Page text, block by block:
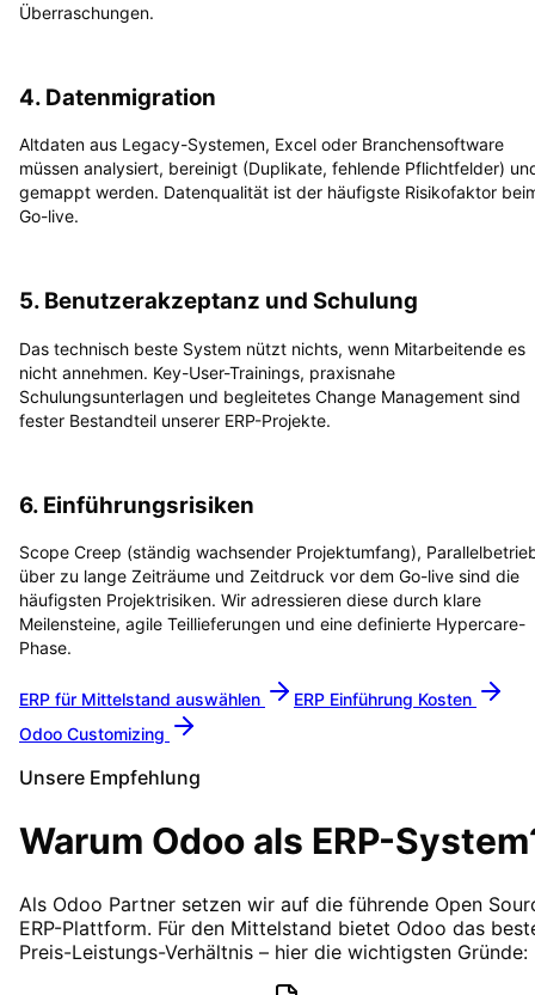
Überraschungen.
4. Datenmigration
Altdaten aus Legacy-Systemen, Excel oder Branchensoftware
müssen analysiert, bereinigt (Duplikate, fehlende Pflichtfelder)
gemappt werden. Datenqualität ist der häufigste Risikofaktor
Go-live.
5. Benutzerakzeptanz und Schulung
Das technisch beste System nützt nichts, wenn Mitarbeitende es
nicht annehmen. Key-User-Trainings, praxisnahe
Schulungsunterlagen und begleitetes Change Management sind
fester Bestandteil unserer ERP-Projekte.
6. Einführungsrisiken
Scope Creep (ständig wachsender Projektumfang),
über zu lange Zeiträume und Zeitdruck vor dem Go-live sind die
häufigsten Projektrisiken. Wir adressieren diese durch klare
Meilensteine, agile Teillieferungen und eine definierte Hypercare-
Phase.
ERP für Mittelstand auswählen
ERP Einführung Kosten
Odoo Customizing
Unsere Empfehlung
Warum Odoo als ERP-
Als Odoo Partner setzen wir auf die führende Open
ERP-Plattform. Für den Mittelstand bietet Odoo das
Preis-Leistungs-Verhältnis – hier die wichtigsten Gründe: